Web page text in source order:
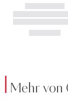
Mehr von